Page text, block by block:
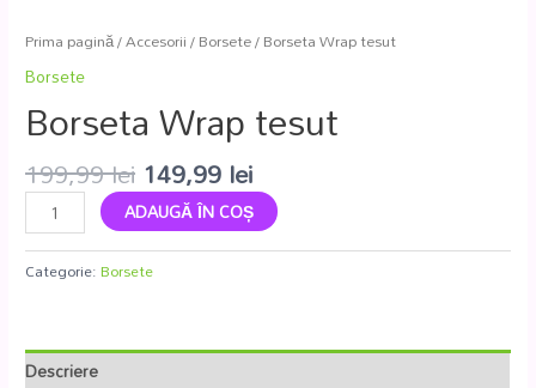
Prima pagină/Accesorii/Borsete/ Borseta Wrap tesut
Borsete
Borseta Wrap tesut
199,99lei 149,99 lei
ADAUGĂ ÎN COȘ
Categorie:Borsete
Descriere